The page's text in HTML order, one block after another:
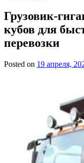
Грузовик-
кубов для
перевозки
Posted on 19 апреля,